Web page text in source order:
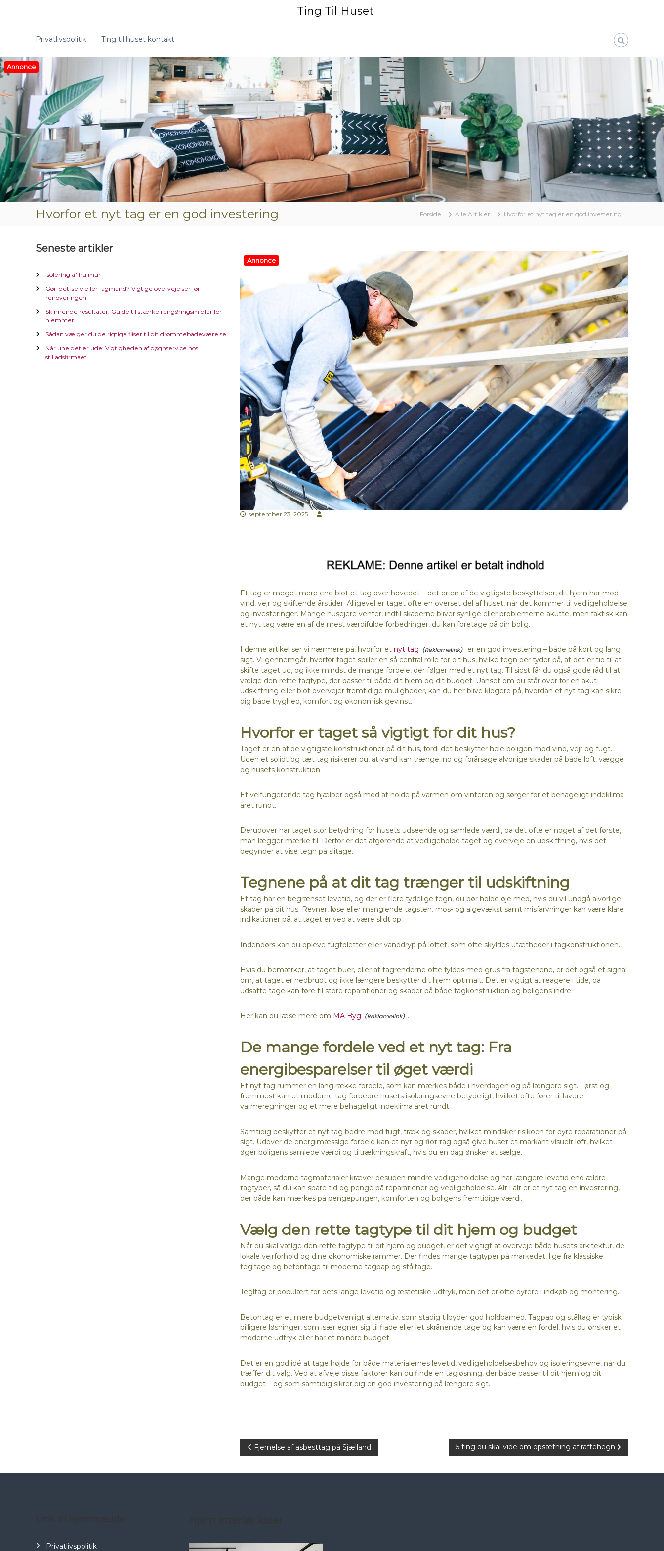
e
t
i
i
h
d
Ting Til Huset
Privatlivspolitik Ting til huset kontakt
Annonce
Hvorfor et nyt tag er en god investering Forside Alle Artikler Hvorfor et nyt tag er en god investering
Annonce
september 23, 2025
Et tag er meget mere end blot et tag over hovedet – det er en af de vigtigste beskyttelser, dit hjem har mod
vind, vejr og skiftende årstider. Alligevel er taget ofte en overset del af huset, når det kommer til vedligeholdelse
og investeringer. Mange husejere venter, indtil skaderne bliver synlige eller problemerne akutte, men faktisk kan
et nyt tag være en af de mest værdifulde forbedringer, du kan foretage på din bolig.
I denne artikel ser vi nærmere på, hvorfor et nyt tag
er en god investering – både på kort og lang
sigt. Vi gennemgår, hvorfor taget spiller en så central rolle for dit hus, hvilke tegn der tyder på, at det er tid til at
skifte taget ud, og ikke mindst de mange fordele, der følger med et nyt tag. Til sidst får du også gode råd til at
vælge den rette tagtype, der passer til både dit hjem og dit budget. Uanset om du står over for en akut
udskiftning eller blot overvejer fremtidige muligheder, kan du her blive klogere på, hvordan et nyt tag kan sikre
dig både tryghed, komfort og økonomisk gevinst.
Hvorfor er taget så vigtigt for dit hus?
Taget er en af de vigtigste konstruktioner på dit hus, fordi det beskytter hele boligen mod vind, vejr og fugt.
Uden et solidt og tæt tag risikerer du, at vand kan trænge ind og forårsage alvorlige skader på både loft, vægge
og husets konstruktion.
Et velfungerende tag hjælper også med at holde på varmen om vinteren og sørger for et behageligt indeklima
året rundt.
Derudover har taget stor betydning for husets udseende og samlede værdi, da det ofte er noget af det første,
man lægger mærke til. Derfor er det afgørende at vedligeholde taget og overveje en udskiftning, hvis det
begynder at vise tegn på slitage.
Tegnene på at dit tag trænger til udskiftning
Et tag har en begrænset levetid, og der er flere tydelige tegn, du bør holde øje med, hvis du vil undgå alvorlige
skader på dit hus. Revner, løse eller manglende tagsten, mos- og algevækst samt misfarvninger kan være klare
indikationer på, at taget er ved at være slidt op.
Indendørs kan du opleve fugtpletter eller vanddryp på loftet, som ofte skyldes utætheder i tagkonstruktionen.
Hvis du bemærker, at taget buer, eller at tagrenderne ofte fyldes med grus fra tagstenene, er det også et signal
om, at taget er nedbrudt og ikke længere beskytter dit hjem optimalt. Det er vigtigt at reagere i tide, da
udsatte tage kan føre til store reparationer og skader på både tagkonstruktion og boligens indre.
Her kan du læse mere om MA Byg .
De mange fordele ved et nyt tag: Fra
energibesparelser til øget værdi
Et nyt tag rummer en lang række fordele, som kan mærkes både i hverdagen og på længere sigt. Først og
fremmest kan et moderne tag forbedre husets isoleringsevne betydeligt, hvilket ofte fører til lavere
varmeregninger og et mere behageligt indeklima året rundt.
Samtidig beskytter et nyt tag bedre mod fugt, træk og skader, hvilket mindsker risikoen for dyre reparationer på
sigt. Udover de energimæssige fordele kan et nyt og flot tag også give huset et markant visuelt løft, hvilket
øger boligens samlede værdi og tiltrækningskraft, hvis du en dag ønsker at sælge.
Mange moderne tagmaterialer kræver desuden mindre vedligeholdelse og har længere levetid end ældre
tagtyper, så du kan spare tid og penge på reparationer og vedligeholdelse. Alt i alt er et nyt tag en investering,
der både kan mærkes på pengepungen, komforten og boligens fremtidige værdi.
Vælg den rette tagtype til dit hjem og budget
Når du skal vælge den rette tagtype til dit hjem og budget, er det vigtigt at overveje både husets arkitektur, de
lokale vejrforhold og dine økonomiske rammer. Der findes mange tagtyper på markedet, lige fra klassiske
tegltage og betontage til moderne tagpap og ståltage.
Tegltag er populært for dets lange levetid og æstetiske udtryk, men det er ofte dyrere i indkøb og montering.
Betontag er et mere budgetvenligt alternativ, som stadig tilbyder god holdbarhed. Tagpap og ståltag er typisk
billigere løsninger, som især egner sig til flade eller let skrånende tage og kan være en fordel, hvis du ønsker et
moderne udtryk eller har et mindre budget.
Det er en god idé at tage højde for både materialernes levetid, vedligeholdelsesbehov og isoleringsevne, når du
træffer dit valg. Ved at afveje disse faktorer kan du finde en tagløsning, der både passer til dit hjem og dit
budget – og som samtidig sikrer dig en god investering på længere sigt.
n
æ
Fjernelse af asbesttag på Sjælland 5 ting du skal vide om opsætning af raftehegn
Seneste artikler
Isolering af hulmur
Gør-det-selv eller fagmand? Vigtige overvejelser før
renoveringen
Skinnende resultater: Guide til stærke rengøringsmidler for
hjemmet
Sådan vælger du de rigtige fliser til dit drømmebadeværelse
Når uheldet er ude: Vigtigheden af døgnservice hos
stilladsfirmaet
Privatlivspolitik